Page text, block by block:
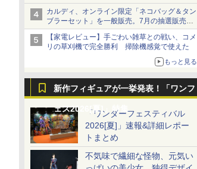
ム」
カルディ、オンライン限定「ネコバッグ＆タン
ブラーセット」を一般販売。7月の抽選販売の
当選無効分
【家電レビュー】手ごわい雑草との戦い、コメ
リの草刈機で完全勝利 掃除機感覚で使えた
もっと見る
新作フィギュアが一挙発表！「ワンフ
ェス2026[夏]」特集「ワンダーフェスティバル
2026[夏]」速報&詳細レポー
トまとめ
不気味で繊細な怪物、元気い